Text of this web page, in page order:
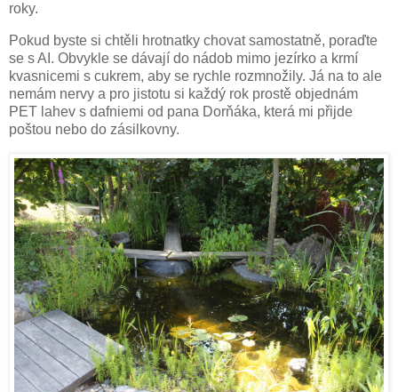
roky.
Pokud byste si chtěli hrotnatky chovat samostatně, poraďte
se s AI. Obvykle se dávají do nádob mimo jezírko a krmí
kvasnicemi s cukrem, aby se rychle rozmnožily. Já na to ale
nemám nervy a pro jistotu si každý rok prostě objednám
PET lahev s dafniemi od pana Dorňáka, která mi přijde
poštou nebo do zásilkovny.